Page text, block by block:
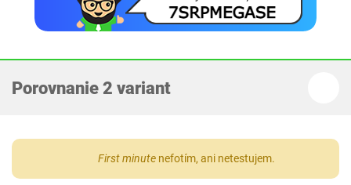
Porovnanie 2 variant
First minute nefotím, ani netestujem.